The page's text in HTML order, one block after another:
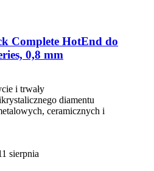
Complete HotEnd do
0,8 mm
i trwały
diamentu
ceramicznych i
sierpnia